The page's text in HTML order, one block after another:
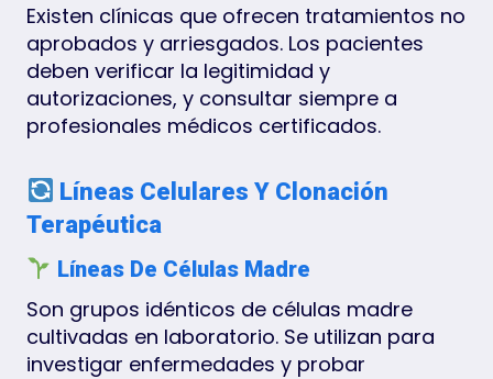
Existen clínicas que ofrecen tratamientos no
aprobados y arriesgados. Los pacientes
deben verificar la legitimidad y
autorizaciones, y consultar siempre a
profesionales médicos certificados.
Líneas Celulares Y Clonación
Terapéutica
Líneas De Células Madre
Son grupos idénticos de células madre
cultivadas en laboratorio. Se utilizan para
investigar enfermedades y probar